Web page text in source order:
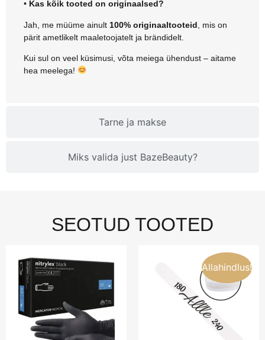
Tarne ja makse
Miks valida just BazeBeauty?
• Kas kõik tooted on originaalsed?
Jah, me müüme ainult 100% originaaltooteid , mis on
pärit ametlikelt maaletoojatelt ja brändidelt.
Kui sul on veel küsimusi, võta meiega ühendust – aitame
hea meelega!
SEOTUD TOOTED
Allahindlus!